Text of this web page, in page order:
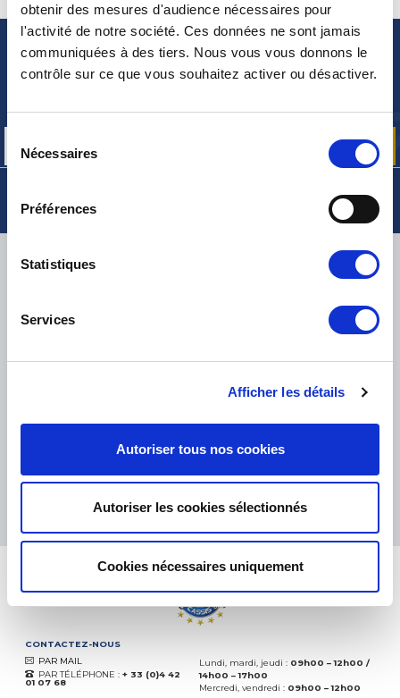
obtenir des mesures d'audience nécessaires pour
l'activité de notre société. Ces données ne sont jamais
communiquées à des tiers. Nous vous vous donnons le
contrôle sur ce que vous souhaitez activer ou désactiver.
Nécessaires
Préférences
Statistiques
Services
Afficher les détails
Autoriser tous nos cookies
Autoriser les cookies sélectionnés
Cookies nécessaires uniquement
NEWSLETTER
06.08.2026 PLUS
Basé sur37850 avis
CONTACTEZ-NOUS
PAR MAIL
PAR TÉLÉPHONE : + 33 (0)4 42
01 07 68
Lundi, mardi, jeudi : 09h00 – 12h00 /
14h00 – 17h00
Mercredi, vendredi : 09h00 – 12h00